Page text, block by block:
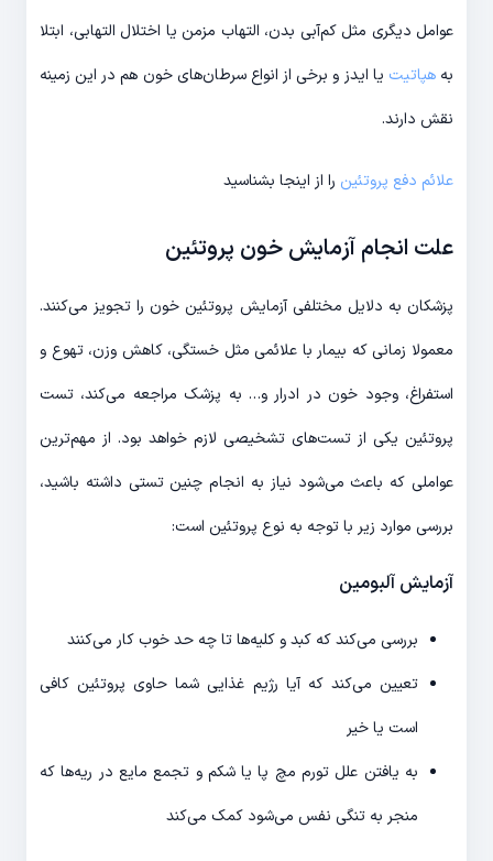
عوامل دیگری مثل کم‌آبی بدن، التهاب مزمن یا اختلال التهابی، ابتلا
بههپاتیت یا ایدز و برخی از انواع سرطان‌های خون هم در این زمینه
نقش دارند.
علائم دفع پروتئین را از اینجا بشناسید
علت انجام آزمایش خون پروتئین
پزشکان به دلایل مختلفی آزمایش پروتئین خون را تجویز می‌کنند.
معمولا زمانی که بیمار با علائمی مثل خستگی، کاهش وزن، تهوع و
استفراغ، وجود خون در ادرار و… به پزشک مراجعه می‌کند، تست
پروتئین یکی از تست‌های تشخیصی لازم خواهد بود. از مهم‌ترین
عواملی که باعث می‌شود نیاز به انجام چنین تستی داشته باشید،
بررسی موارد زیر با توجه به نوع پروتئین است:
آزمایش آلبومین
بررسی می‌کند که کبد و کلیه‌ها تا چه حد خوب کار می‌کنند
تعیین می‌کند که آیا رژیم غذایی شما حاوی پروتئین کافی
است یا خیر
به یافتن علل تورم مچ پا یا شکم و تجمع مایع در ریه‌ها که
منجر به تنگی نفس می‌شود کمک می‌کند